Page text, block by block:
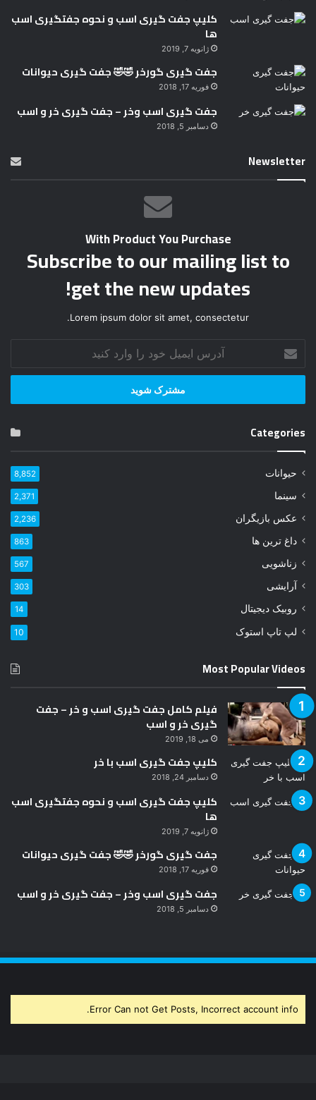
کلیپ جفت گیری اسب و نحوه جفتگیری اسب
ها
ژانویه 7, 2019
جفت گیری گورخر 🤣🤣 جفت گیری حیوانات
فوریه 17, 2018
جفت گیری اسب وخر – جفت گیری خر و اسب
دسامبر 5, 2018
Newsletter
With Product You Purchase
Subscribe to our mailing list to
get the new updates!
Lorem ipsum dolor sit amet, consectetur.
ر
ا
م
ی
خ
و
ر
ا
ا
ر
ک
ن
Categories
حیوانات 8,852
سینما 2,371
عکس بازیگران 2,236
داغ ترین ها 863
زناشویی 567
آرایشی 303
روبیک دیجیتال 14
لپ تاپ استوک 10
Most Popular Videos
فیلم کامل جفت گیری اسب و خر – جفت
گیری خر و اسب
می 18, 2019
کلیپ جفت گیری اسب با خر
دسامبر 24, 2018
کلیپ جفت گیری اسب و نحوه جفتگیری اسب
ها
ژانویه 7, 2019
جفت گیری گورخر 🤣🤣 جفت گیری حیوانات
فوریه 17, 2018
جفت گیری اسب وخر – جفت گیری خر و اسب
دسامبر 5, 2018
Error Can not Get Posts, Incorrect account info.